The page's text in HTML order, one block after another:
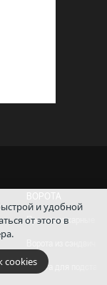
ВОРОТА
Противопожарные
Ворота для
и удобной
от этого в
cookies